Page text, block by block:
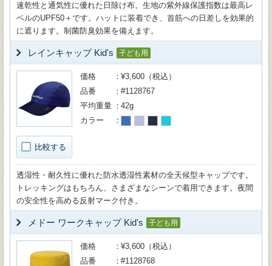
速乾性と通気性に優れた日除け布。生地の紫外線保護指数は最高レ
ベルのUPF50＋です。ハットに装着でき、首筋への日差しを効果的
に遮ります。制菌防臭効果を備えます。
レインキャップ Kid's 子ども用
比較する
価格
¥3,600（税込）
品番
#1128767
平均重量
42g
カラー
透湿性・耐久性に優れた防水透湿性素材の全天候型キャップです。
トレッキングはもちろん、さまざまなシーンで着用できます。夜間
の安全性を高める反射マーク付き。
メドー ワークキャップ Kid's 子ども用
価格
¥3,600（税込）
品番
#1128768